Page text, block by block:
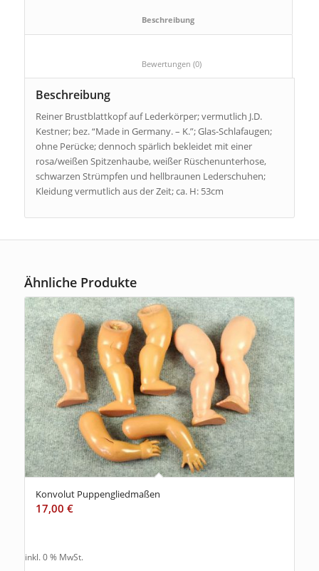
						Beschreibung
						Bewertungen (0)
Beschreibung
Reiner Brustblattkopf auf Lederkörper; vermutlich J.D.
Kestner; bez. “Made in Germany. – K.”; Glas-Schlafaugen;
ohne Perücke; dennoch spärlich bekleidet mit einer
rosa/weißen Spitzenhaube, weißer Rüschenunterhose,
schwarzen Strümpfen und hellbraunen Lederschuhen;
Kleidung vermutlich aus der Zeit; ca. H: 53cm
Ähnliche Produkte
Konvolut Puppengliedmaßen
17,00 €
inkl. 0 % MwSt.